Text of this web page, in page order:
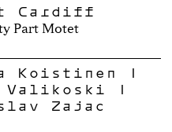
Cardiff
Part Motet
Koistinen |
Valikoski |
Zajac